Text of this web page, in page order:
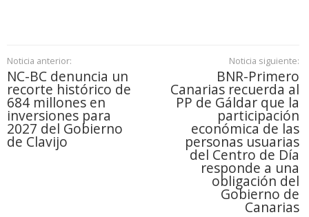
Noticia anterior:
NC-BC denuncia un
recorte histórico de
684 millones en
inversiones para
2027 del Gobierno
de Clavijo
Noticia siguiente:
BNR-Primero
Canarias recuerda al
PP de Gáldar que la
participación
económica de las
personas usuarias
del Centro de Día
responde a una
obligación del
Gobierno de
Canarias